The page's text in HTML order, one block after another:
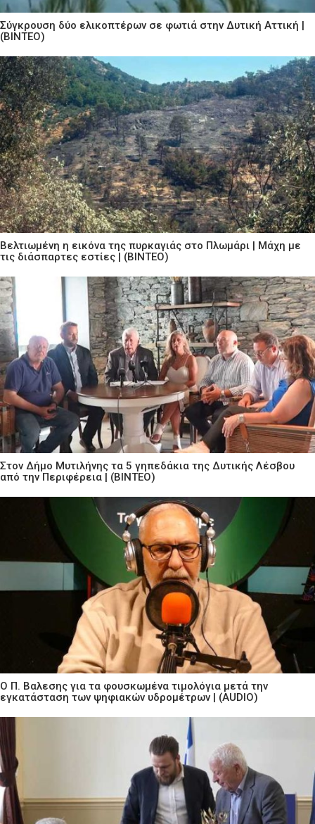
Σύγκρουση δύο ελικοπτέρων σε φωτιά στην Δυτική Αττική |
(ΒΙΝΤΕΟ)
Βελτιωμένη η εικόνα της πυρκαγιάς στο Πλωμάρι | Μάχη με
τις διάσπαρτες εστίες | (ΒΙΝΤΕΟ)
Στον Δήμο Μυτιλήνης τα 5 γηπεδάκια της Δυτικής Λέσβου
από την Περιφέρεια | (ΒΙΝΤΕΟ)
Ο Π. Βαλεσης για τα φουσκωμένα τιμολόγια μετά την
εγκατάσταση των ψηφιακών υδρομέτρων | (AUDIO)